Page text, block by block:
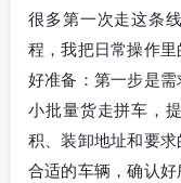
很多第一次走这条
程，我把日常操作
好准备：第一步是
小批量货走拼车，
积、装卸地址和要
合适的车辆，确认